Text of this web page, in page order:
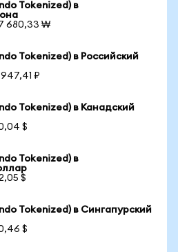
Tokenized) в
680,33 ₩
Tokenized) в Российский
₽
Tokenized) в Канадский
$
Tokenized) в
$
Tokenized) в Сингапурский
$